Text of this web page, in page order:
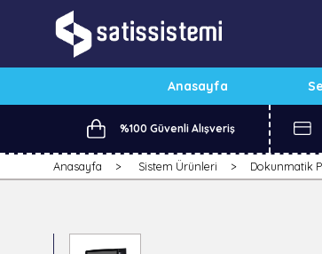
Anasayfa
%100 Güvenli Alışveriş
Anasayfa Sistem Ürünleri Dokunmatik